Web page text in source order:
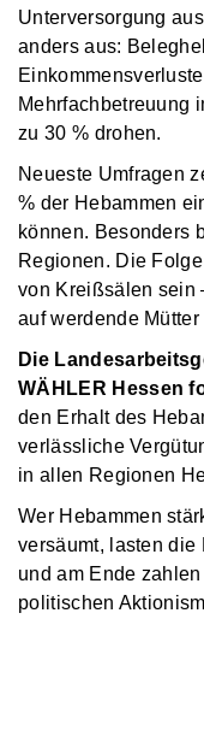
Unterversorgung
anders aus:
Mehrfachbetreuung
zu 30 % drohen.
Neueste Umfragen
% der Hebammen
können. Besonders
Regionen. Die
von Kreißsälen sein
auf werdende
Die
WÄHLER Hessen
den Erhalt des
verlässliche
in allen Regionen
Wer Hebammen
versäumt, lasten
und am Ende
politischen